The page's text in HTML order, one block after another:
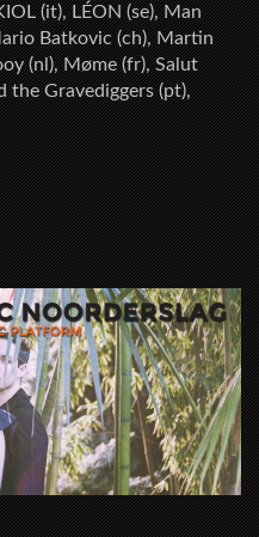
(it), LÉON (se), Man
Batkovic (ch), Martin
(nl), Møme (fr), Salut
the Gravediggers (pt),